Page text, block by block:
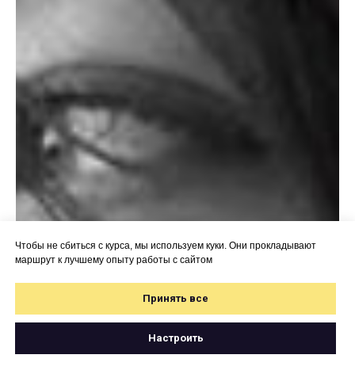
Чтобы не сбиться с курса, мы используем куки. Они прокладывают
маршрут к лучшему опыту работы с сайтом
Принять все
Настроить